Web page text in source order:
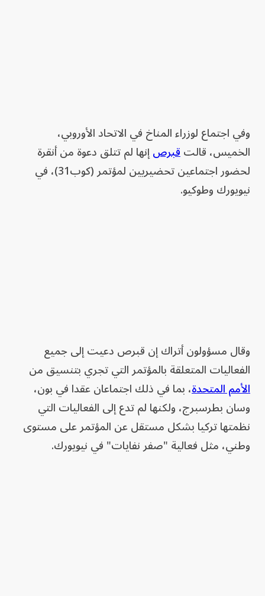
وفي ⁠اجتماع لوزراء المناخ في الاتحاد الأوروبي،
الخميس، قالتقبرصإنها لم تتلق دعوة من أنقرة
لحضور ⁠اجتماعين تحضيريين لمؤتمر (كوب31)، في
نيويورك وطوكيو.
وقال مسؤولون أتراك إن قبرص دعيت إلى جميع
الفعاليات المتعلقة بالمؤتمر التي تجري بتنسيق من
الأمم المتحدة، بما في ذلك اجتماعان عقدا في بون، ​
وسان بطرسبرج، ولكنها لم تدع إلى الفعاليات التي
نظمتها تركيا بشكل مستقل عن المؤتمر على مستوى
وطني، مثل فعالية "صفر نفايات" في نيويورك.